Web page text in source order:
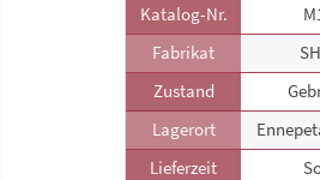
Katalog-Nr.
Fabrikat
Zustand
Lagerort
Lieferzeit